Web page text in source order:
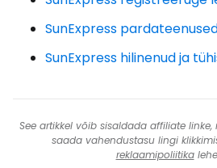
SunExpress
SunExpress hilinenud ja
See artikkel võib sisaldada affiliate
saada vahendustasu lingi
reklaamipoliitika